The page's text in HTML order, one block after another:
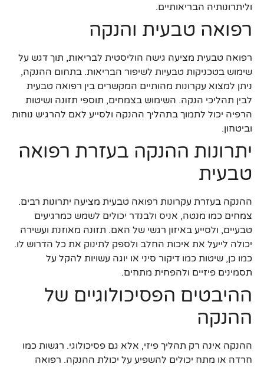
וליתרונותיה הבריאותיים.
רפואה טבעית והנקה
רפואה טבעית מציעה גישה הוליסטית לבריאות, תוך דגש על
שימוש בטכניקות טבעיות לשיפור הבריאות. בתחום ההנקה,
ניתן למצוא עקרונות מהותיים המקשרים בין רפואה טבעית
לבין תהליכי הנקה. השימוש בצמחים, תוספי תזונה ושיטות
הרפיה יכול לתמוך בתהליך ההנקה ולסייע לאם להרגיש נוחות
וביטחון.
יתרונות ההנקה בעזרת רפואה
טבעית
ההנקה בעזרת עקרונות רפואה טבעית מציעה יתרונות רבים.
צמחים כמו מנטה, אניס ולבנדר יכולים לשמש כמרגיעים
טבעיים, ולסייע באיזון רגשי של האם. תזונה מאוזנת ועשירה
יכולה לייעל את איכות החלב ולספק לתינוק את כל הדרוש לו.
כמו כן, שיטות כמו דיקור סיני או יוגה עשויות להקל על
תסמינים פיזיים ולהפחית מתחים.
ההיבטים הפסיכולוגיים של
ההנקה
ההנקה אינה רק תהליך פיזי, אלא גם פסיכולוגי. רגשות כמו
חרדה או מתח יכולים להשפיע על יכולת ההנקה. רפואה